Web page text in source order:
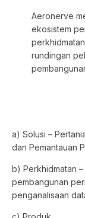
Aeronerve
ekosistem
rundingan
a) Solusi –
dan Pemantauan
b) Perkhidmatan
pembangunan
penganalisaan